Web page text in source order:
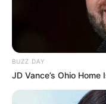
BUZZ DAY
JD Vance’s Ohio